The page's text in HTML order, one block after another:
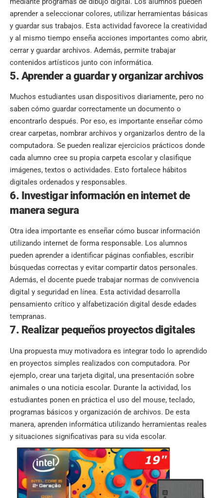
aprender a seleccionar colores, utilizar herramientas básicas
y guardar sus trabajos. Esta actividad favorece la creatividad
y al mismo tiempo enseña acciones importantes como abrir,
cerrar y guardar archivos. Además, permite trabajar
contenidos artísticos junto con informática.
5. Aprender a guardar y organizar archivos
Muchos estudiantes usan dispositivos diariamente, pero no
saben cómo guardar correctamente un documento o
encontrarlo después. Por eso, es importante enseñar cómo
crear carpetas, nombrar archivos y organizarlos dentro de la
computadora. Se pueden realizar ejercicios prácticos donde
cada alumno cree su propia carpeta escolar y clasifique
imágenes, textos o actividades. Esto fortalece hábitos
digitales ordenados y responsables.
6. Investigar información en internet de
manera segura
Otra idea importante es enseñar cómo buscar información
utilizando internet de forma responsable. Los alumnos
pueden aprender a identificar páginas confiables, escribir
búsquedas correctas y evitar compartir datos personales.
Además, el docente puede trabajar normas de convivencia
digital y seguridad en línea. Esta actividad desarrolla
pensamiento crítico y alfabetización digital desde edades
tempranas.
7. Realizar pequeños proyectos digitales
Una propuesta muy motivadora es integrar todo lo aprendido
en proyectos simples realizados con computadora. Por
ejemplo, crear una tarjeta digital, una presentación sobre
animales o una noticia escolar. Durante la actividad, los
estudiantes ponen en práctica el uso del mouse, teclado,
programas básicos y organización de archivos. De esta
manera, aprenden informática utilizando herramientas reales
y situaciones significativas para su vida escolar.